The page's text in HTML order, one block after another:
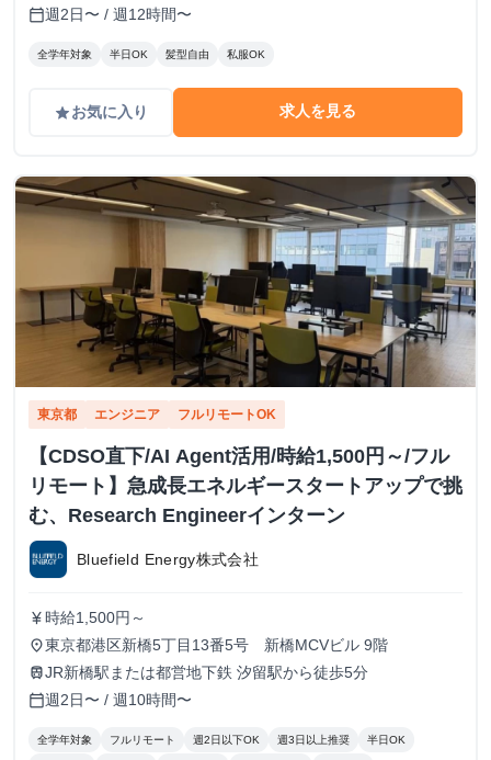
駅」から徒歩15分
calendar_today週2日〜 / 週12時間〜
全学年対象 半日OK 髪型自由 私服OK
gradeお気に入り 求人を見る
東京都 エンジニア フルリモートOK
【CDSO直下/AI Agent活用/時給1,500円～/フル
リモート】急成長エネルギースタートアップで挑
む、Research Engineerインターン
Bluefield Energy株式会社
currency_yen 時給1,500円～
place東京都港区新橋5丁目13番5号 新橋MCVビル 9階
trainJR新橋駅または都営地下鉄 汐留駅から徒歩5分
calendar_today週2日〜 / 週10時間〜
全学年対象 フルリモート 週2日以下OK 週3日以上推奨 半日OK